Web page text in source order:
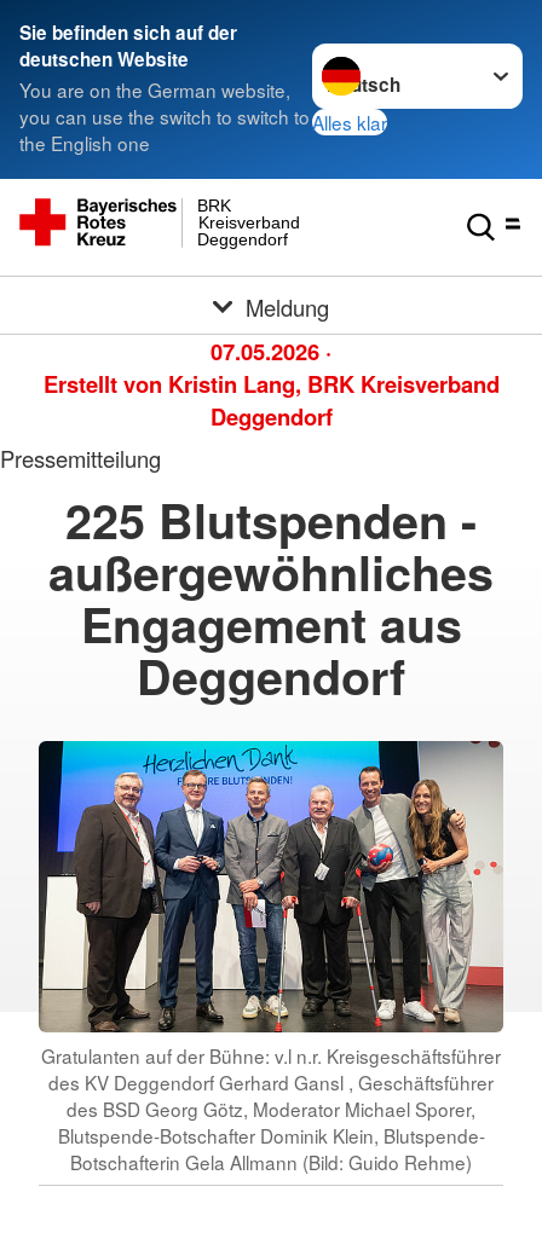
Sie befinden sich auf der
deutschen Website
You are on the German website,
you can use the switch to switch to
the English one
Sprache wechseln zu
Alles klar
Deggendorf
Kreisverband
BRK
Meldung
07.05.2026 ·
Erstellt von Kristin Lang, BRK Kreisverband
Deggendorf
Pressemitteilung
225 Blutspenden -
außergewöhnliches
Engagement aus
Deggendorf
Gratulanten auf der Bühne: v.l n.r. Kreisgeschäftsführer
des KV Deggendorf Gerhard Gansl , Geschäftsführer
des BSD Georg Götz, Moderator Michael Sporer,
Blutspende-Botschafter Dominik Klein, Blutspende-
Botschafterin Gela Allmann (Bild: Guido Rehme)